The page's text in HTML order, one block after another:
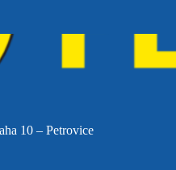
10 – Petrovice